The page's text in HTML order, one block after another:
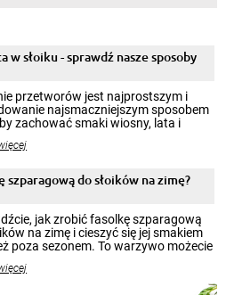
w słoiku - sprawdź nasze sposoby
przetworów jest najprostszym i
najsmaczniejszym sposobem
zachować smaki wiosny, lata i
by cieszyć nimi oko w sezonie
atmosferę cieplejszych
Przygotowanie słoików ze
które pozwolą zachować świeżość
do słoików na zimę?
jak zrobić fasolkę szparagową
na zimę i cieszyć się jej smakiem
poza sezonem. To warzywo możecie